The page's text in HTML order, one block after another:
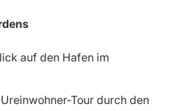
auf den Hafen im
Tour durch den